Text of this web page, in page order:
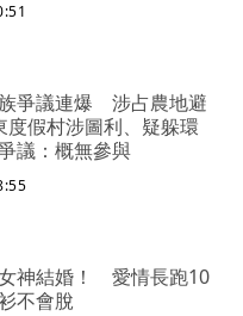
爭議連爆 涉占農地避
度假村涉圖利、疑躲環
議：概無參與
神結婚！ 愛情長跑10
不會脫